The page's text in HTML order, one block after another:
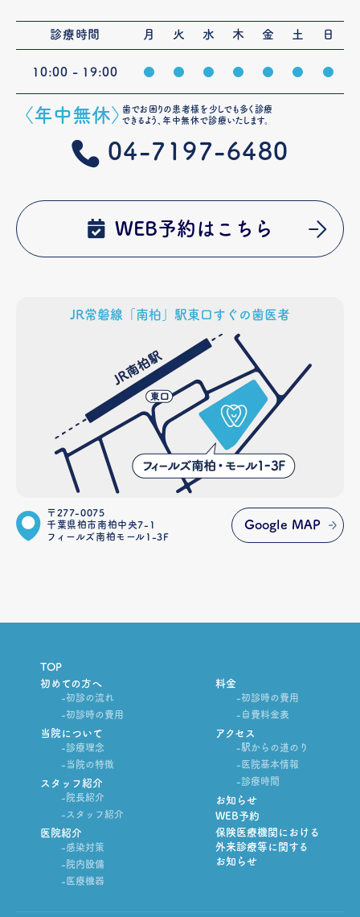
診療時間 月 火 水 木 金 土 日
10:00 - 19:00 ● ● ● ● ● ● ●
〈年中無休〉 歯でお困りの患者様を少しでも多く診療
できるよう、年中無休で診療いたします。
04-7197-6480
WEB予約はこちら
JR常磐線「南柏」駅東口すぐの歯医者
〒277-0075
千葉県柏市南柏中央7-1
フィールズ南柏モール1-3F
Google MAP
TOP
初めての方へ
-初診の流れ
-初診時の費用
当院について
-診療理念
-当院の特徴
スタッフ紹介
-院長紹介
-スタッフ紹介
医院紹介
-感染対策
-院内設備
-医療機器
料金
-初診時の費用
-自費料金表
アクセス
-駅からの道のり
-医院基本情報
-診療時間
お知らせ
WEB予約
保険医療機関における
外来診療等に関する
お知らせ